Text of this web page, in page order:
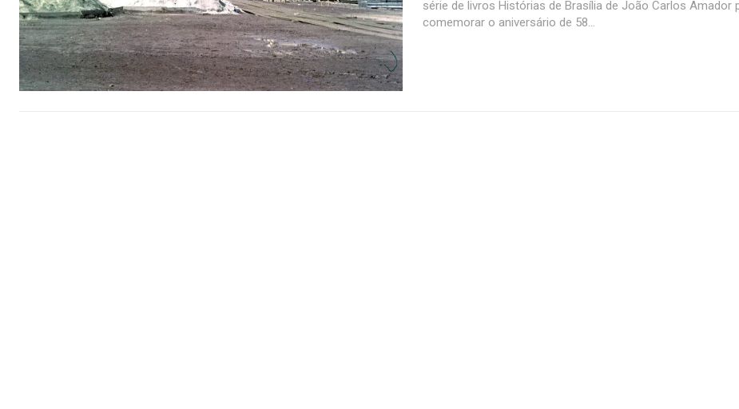
série de livros Histórias de Brasília de João Carlos Amador
comemorar o aniversário de 58...